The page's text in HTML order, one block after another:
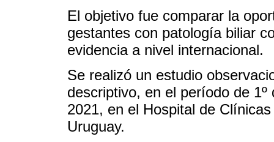
El objetivo fue comparar la
gestantes con patología biliar
evidencia a nivel internacional.
Se realizó un estudio
descriptivo, en el período de
2021, en el Hospital de
Uruguay.